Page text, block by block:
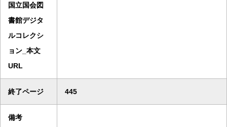
国立国会図
書館デジタ
ルコレクシ
ョン_本文
URL
終了ページ 445
備考